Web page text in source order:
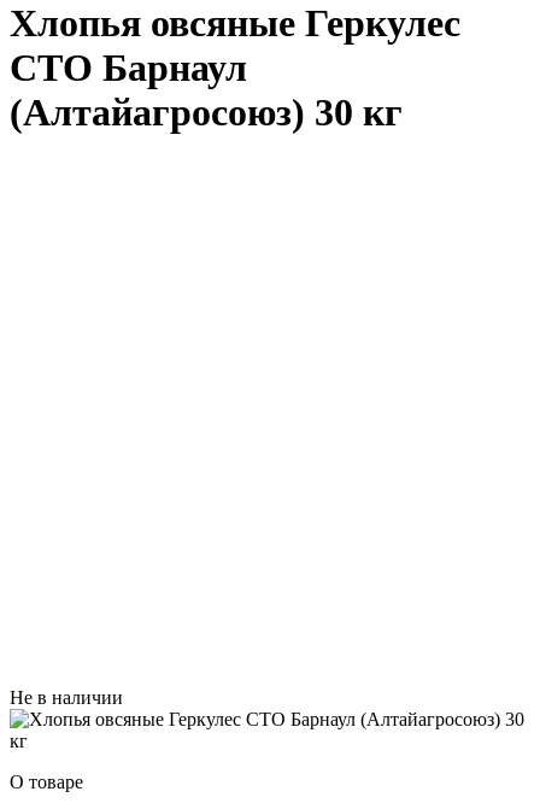
Хлопья овсяные Геркулес
СТО Барнаул
(Алтайагросоюз) 30 кг
Не в наличии
О товаре